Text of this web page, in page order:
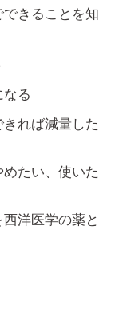
きることを知
る
れば減量した
たい、使いた
洋医学の薬と